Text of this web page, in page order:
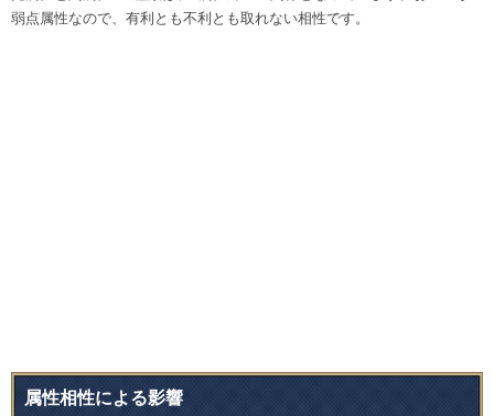
弱点属性なので、有利とも不利とも取れない相性です。
属性相性による影響